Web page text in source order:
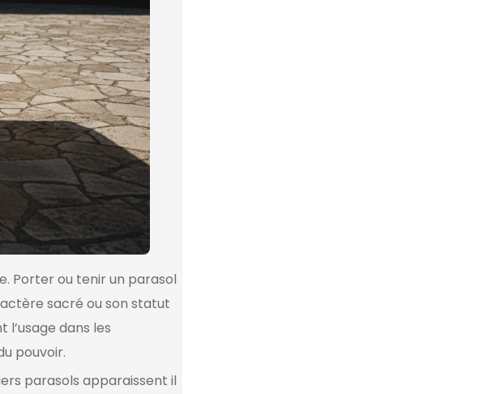
Porter ou tenir un parasol
sacré ou son statut
l’usage dans les
pouvoir.
parasols apparaissent il